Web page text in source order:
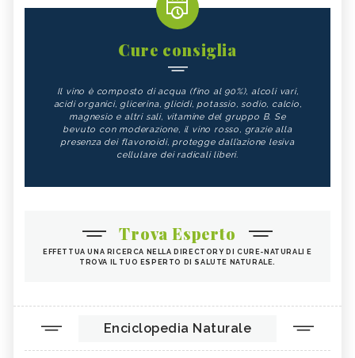
Cure consiglia
Il vino è composto di acqua (fino al 90%), alcoli vari,
acidi organici, glicerina, glicidi, potassio, sodio, calcio,
magnesio e altri sali, vitamine del gruppo B. Se
bevuto con moderazione, il vino rosso, grazie alla
presenza dei flavonoidi, protegge dall’azione lesiva
cellulare dei radicali liberi.
Trova Esperto
EFFETTUA UNA RICERCA NELLA DIRECTORY DI CURE-NATURALI E
TROVA IL TUO ESPERTO DI SALUTE NATURALE.
Enciclopedia Naturale